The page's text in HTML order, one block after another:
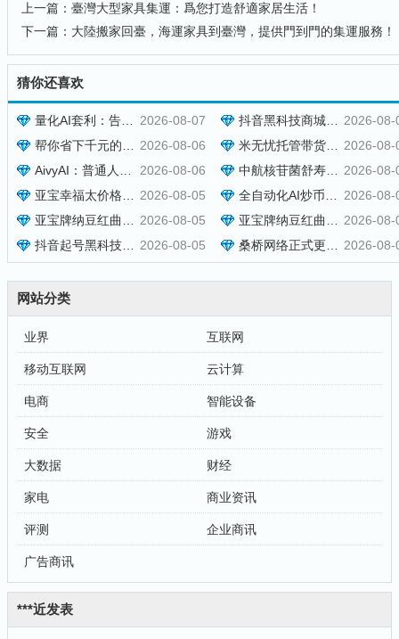
上一篇： 臺灣大型家具集運：爲您打造舒適家居生活！
下一篇： 大陸搬家回臺，海運家具到臺灣，提供門到門的集運服務！
猜你还喜欢
2026-08-07
量化AI套利：告别凭感觉炒币，泰尔量化才是专业玩家的盈利神器 2026-08-
抖音黑科技商城快速涨粉开橱窗，米无忧带货抖音授权，托管躺赚！
2026-08-06
帮你省下千元的抖音黑科技快手直播间人气涨粉点赞云端商城免费送 2026-08-
米无忧托管带货，靠抖音黑科技快速涨粉起号，零基础日入1000+！
2026-08-06
AivyAI：普通人能参与的AI风口，零撸AVAX，首码上线速度上车！ 2026-08-
中航核苷菌舒寿方多少钱一盒 功效如何 [2026报价]
2026-08-05
亚宝幸福太价格效果介绍，现货秒发批发报价与用法用量参考 2026-08-
全自动化AI炒币量化，每日稳定收益几百，24小时全自动挂机操作！
2026-08-05
亚宝牌纳豆红曲胶囊多少钱一盒？效果好不好与订购方式说明 2026-08-
亚宝牌纳豆红曲胶囊在哪里可以买到？订购价格与用法用量说明
2026-08-05
抖音起号黑科技万粉项目：3个月变现50W，收益无限放大！ 2026-08-
桑桥网络正式更名为和美字节，新官网同步启用
网站分类
业界 互联网
移动互联网 云计算
电商 智能设备
安全 游戏
大数据 财经
家电 商业资讯
评测 企业商讯
广告商讯
***近发表